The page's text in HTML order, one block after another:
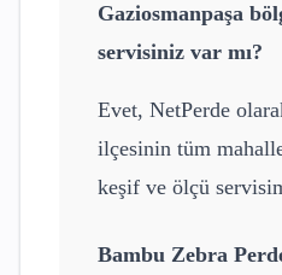
Gaziosmanpaşa
servisiniz var mı?
Evet, NetPerde
ilçesinin tüm
keşif ve ölçü
Bambu Zebra